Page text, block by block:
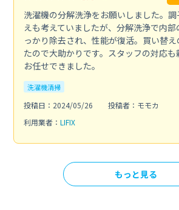
洗濯機の分解洗浄をお願いしました。
えも考えていましたが、分解洗浄で内
っかり除去され、性能が復活。買い替
たので大助かりです。スタッフの対応も
お任せできました。
洗濯機清掃
投稿日：2024/05/26
投稿者：モモカ
利用業者： LIFIX
もっと見る